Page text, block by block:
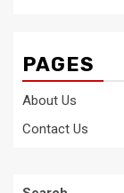
PAGES
About Us
Contact Us